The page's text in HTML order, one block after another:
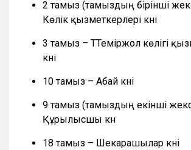
2 тамыз (тамыздың бірінші
Көлік қызметкерлері күні
3 тамыз – ТТеміржол көлігі
күні
10 тамыз – Абай күні
9 тамыз (тамыздың екінші
Құрылысшы күн
18 тамыз – Шекарашылар күні